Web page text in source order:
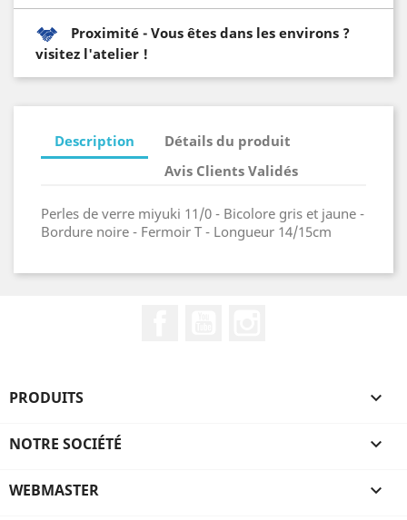
Proximité - Vous êtes dans les environs ?
visitez l'atelier !
Description
Détails du produit
Avis Clients Validés
Perles de verre miyuki 11/0 - Bicolore gris et jaune -
Bordure noire - Fermoir T - Longueur 14/15cm
PRODUITS 
NOTRE SOCIÉTÉ 
WEBMASTER 